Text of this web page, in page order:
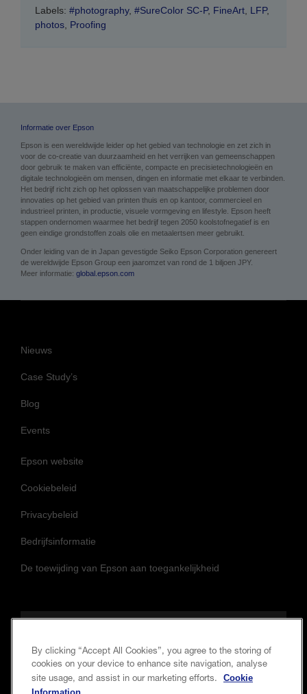
Labels: #photography, #SureColor SC-P, FineArt LFP,
photos Proofing
Informatie over Epson
Epson is een wereldwijde leider op het gebied van technologie en zet zich in
voor de co-creatie van duurzaamheid en het verrijken van gemeenschappen
door gebruik te maken van efficiënte, compacte en precisietechnologieën en
digitale technologieën om mensen, dingen en informatie met elkaar te verbinden.
Het bedrijf richt zich op het oplossen van maatschappelijke problemen door
innovaties op het gebied van printen thuis en op kantoor, commercieel en
industrieel printen, in productie, visuele vormgeving en lifestyle. Epson heeft
stappen ondernomen waarmee het bedrijf tegen 2050 koolstofnegatief is en
geen eindige grondstoffen zoals olie en metaalertsen meer gebruikt.
Onder leiding van de in Japan gevestigde Seiko Epson Corporation genereert
de wereldwijde Epson Group een jaaromzet van rond de 1 biljoen JPY.
Meer informatie: global.epson.com
Nieuws
Case Study’s
Blog
Events
Epson website
Cookiebeleid
Privacybeleid
Bedrijfsinformatie
De toewijding van Epson aan toegankelijkheid
By clicking “Accept All Cookies”, you agree to the storing of
cookies on your device to enhance site navigation, analyse
site usage, and assist in our marketing efforts.
Cookie